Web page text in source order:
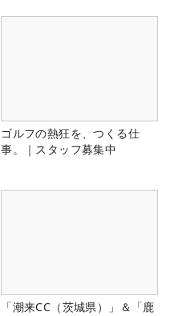
ゴルフの熱狂を、つくる仕
事。｜スタッフ募集中
「潮来CC（茨城県）」＆「鹿